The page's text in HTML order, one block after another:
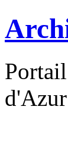
d'Azur